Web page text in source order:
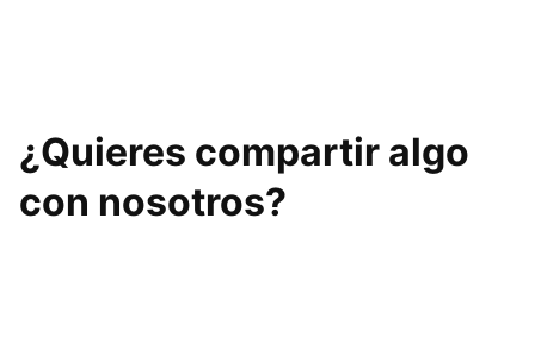
¿Quieres compartir algo
con nosotros?